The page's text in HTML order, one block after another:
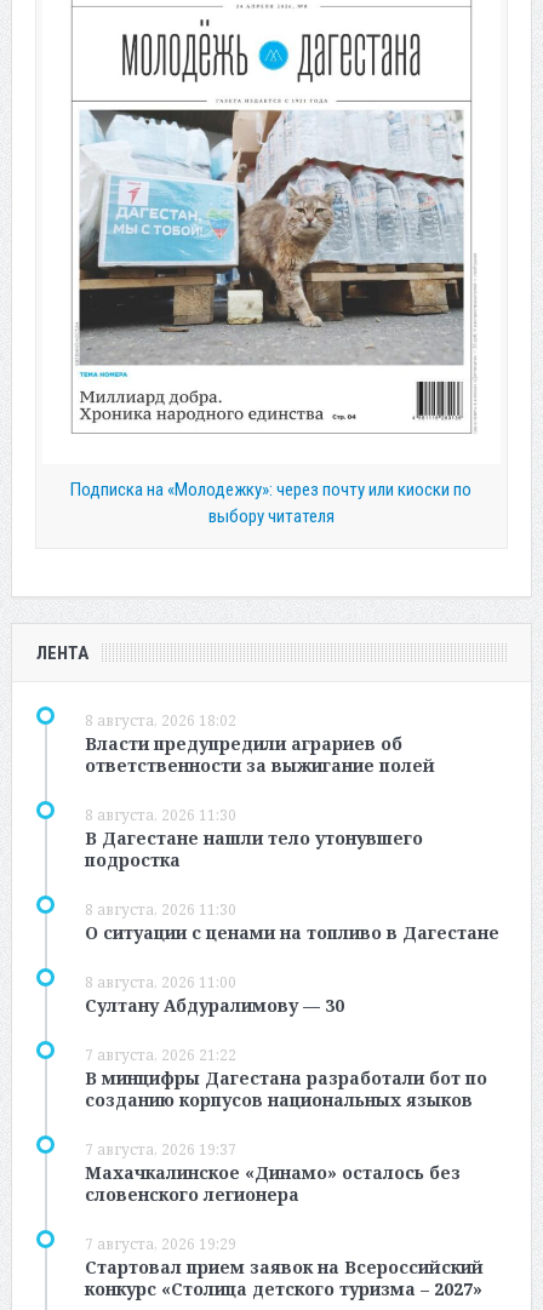
Подписка на «Молодежку»: через почту или киоски по
выбору читателя
ЛЕНТА
8 августа, 2026 18:02
Власти предупредили аграриев об
ответственности за выжигание полей
8 августа, 2026 11:30
В Дагестане нашли тело утонувшего
подростка
8 августа, 2026 11:30
О ситуации с ценами на топливо в Дагестане
8 августа, 2026 11:00
Султану Абдуралимову — 30
7 августа, 2026 21:22
В минцифры Дагестана разработали бот по
созданию корпусов национальных языков
7 августа, 2026 19:37
Махачкалинское «Динамо» осталось без
словенского легионера
7 августа, 2026 19:29
Стартовал прием заявок на Всероссийский
конкурс «Столица детского туризма – 2027»